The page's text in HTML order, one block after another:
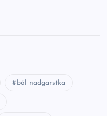
ból nadgarstka